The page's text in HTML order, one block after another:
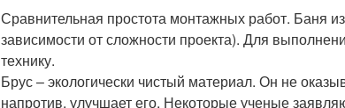
Сравнительная простота монтажных работ. Баня
зависимости от сложности проекта). Для
технику.
Брус – экологически чистый материал. Он не
напротив, улучшает его. Некоторые ученые